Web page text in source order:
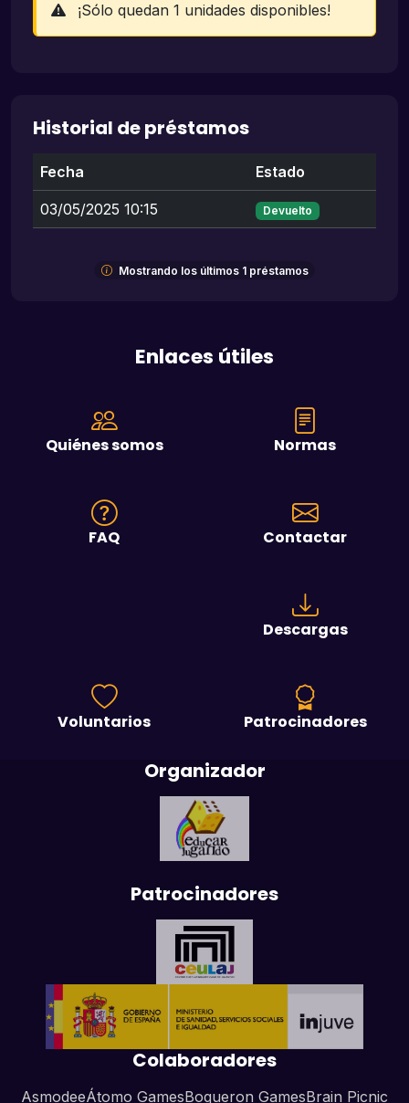
¡Sólo quedan 1 unidades disponibles!
Historial de préstamos
Fecha Estado
03/05/2025 10:15 Devuelto
Mostrando los últimos 1 préstamos
Enlaces útiles
Quiénes somos Normas
FAQ Contactar
Descargas
Voluntarios Patrocinadores
Organizador
Patrocinadores
Colaboradores
AsmodeeÁtomo GamesBoqueron GamesBrain Picnic